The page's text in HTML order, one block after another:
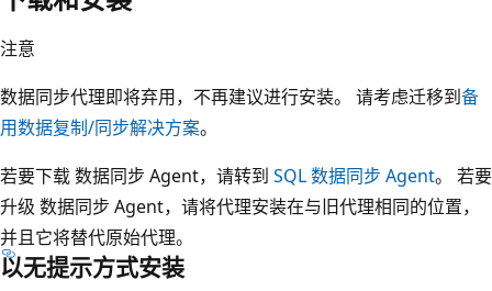
注意
数据同步代理即将弃用，不再建议进行安装。 请考虑迁移到备
用数据复制/同步解决方案。
若要下载 数据同步 Agent，请转到 SQL 数据同步 Agent。 若要
升级 数据同步 Agent，请将代理安装在与旧代理相同的位置，
并且它将替代原始代理。
以无提示方式安装